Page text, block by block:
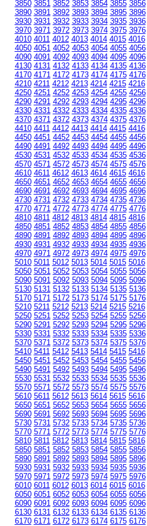
3850 3851 3852 3853 3854 3855 3856
3890 3891 3892 3893 3894 3895 3896
3930 3931 3932 3933 3934 3935 3936
3970 3971 3972 3973 3974 3975 3976
4010 4011 4012 4013 4014 4015 4016
4050 4051 4052 4053 4054 4055 4056
4090 4091 4092 4093 4094 4095 4096
4130 4131 4132 4133 4134 4135 4136
4170 4171 4172 4173 4174 4175 4176
4210 4211 4212 4213 4214 4215 4216
4250 4251 4252 4253 4254 4255 4256
4290 4291 4292 4293 4294 4295 4296
4330 4331 4332 4333 4334 4335 4336
4370 4371 4372 4373 4374 4375 4376
4410 4411 4412 4413 4414 4415 4416
4450 4451 4452 4453 4454 4455 4456
4490 4491 4492 4493 4494 4495 4496
4530 4531 4532 4533 4534 4535 4536
4570 4571 4572 4573 4574 4575 4576
4610 4611 4612 4613 4614 4615 4616
4650 4651 4652 4653 4654 4655 4656
4690 4691 4692 4693 4694 4695 4696
4730 4731 4732 4733 4734 4735 4736
4770 4771 4772 4773 4774 4775 4776
4810 4811 4812 4813 4814 4815 4816
4850 4851 4852 4853 4854 4855 4856
4890 4891 4892 4893 4894 4895 4896
4930 4931 4932 4933 4934 4935 4936
4970 4971 4972 4973 4974 4975 4976
5010 5011 5012 5013 5014 5015 5016
5050 5051 5052 5053 5054 5055 5056
5090 5091 5092 5093 5094 5095 5096
5130 5131 5132 5133 5134 5135 5136
5170 5171 5172 5173 5174 5175 5176
5210 5211 5212 5213 5214 5215 5216
5250 5251 5252 5253 5254 5255 5256
5290 5291 5292 5293 5294 5295 5296
5330 5331 5332 5333 5334 5335 5336
5370 5371 5372 5373 5374 5375 5376
5410 5411 5412 5413 5414 5415 5416
5450 5451 5452 5453 5454 5455 5456
5490 5491 5492 5493 5494 5495 5496
5530 5531 5532 5533 5534 5535 5536
5570 5571 5572 5573 5574 5575 5576
5610 5611 5612 5613 5614 5615 5616
5650 5651 5652 5653 5654 5655 5656
5690 5691 5692 5693 5694 5695 5696
5730 5731 5732 5733 5734 5735 5736
5770 5771 5772 5773 5774 5775 5776
5810 5811 5812 5813 5814 5815 5816
5850 5851 5852 5853 5854 5855 5856
5890 5891 5892 5893 5894 5895 5896
5930 5931 5932 5933 5934 5935 5936
5970 5971 5972 5973 5974 5975 5976
6010 6011 6012 6013 6014 6015 6016
6050 6051 6052 6053 6054 6055 6056
6090 6091 6092 6093 6094 6095 6096
6130 6131 6132 6133 6134 6135 6136
6170 6171 6172 6173 6174 6175 6176